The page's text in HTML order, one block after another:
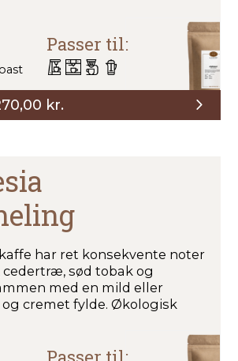
Passer til:
kr.Prisinterval:
40,00 kr.
har ret konsekvente noter
cedertræ, sød tobak og
med en mild eller
cremet fylde. Økologisk